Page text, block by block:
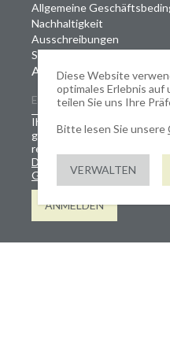
Allgemeine
Nachhaltigkeit
Ausschreibungen
Stellenangebote
ABONNIEREN SIE
Ihre Daten werden gemäß
gespeichert und
reCAPTCHA geschützt; es
Datenschutzerklärung
Google
ANMELDEN
Diese Website
optimales Erlebnis
teilen Sie uns Ihre
Bitte lesen Sie unsere
VERWALTEN